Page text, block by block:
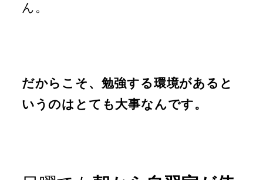
ん。
だからこそ、勉強する環境があると
いうのはとても大事なんです。